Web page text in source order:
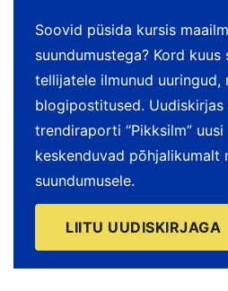
Soovid püsida kursis
suundumustega? Kord kuus
tellijatele ilmunud uuringud,
blogipostitused.
trendiraporti “Pikksilm”
keskenduvad põhjalikumalt
suundumusele.
LIITU UUDISKIRJAGA